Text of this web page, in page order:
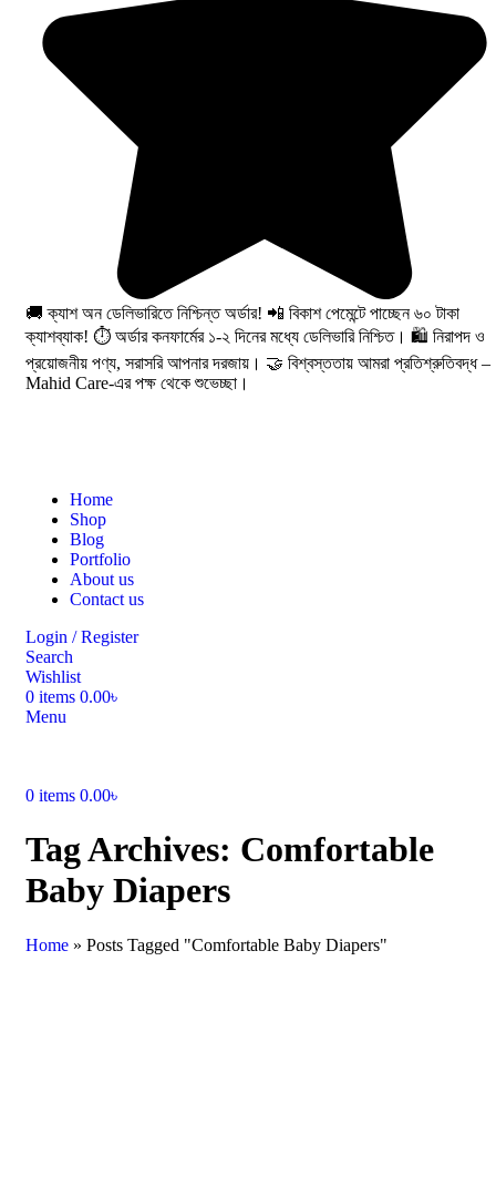
🚚 ক্যাশ অন ডেলিভারিতে নিশ্চিন্ত অর্ডার! 📲 বিকাশ পেমেন্টে পাচ্ছেন ৬০ টাকা
ক্যাশব্যাক! ⏱️ অর্ডার কনফার্মের ১-২ দিনের মধ্যে ডেলিভারি নিশ্চিত। 🛍️ নিরাপদ ও
প্রয়োজনীয় পণ্য, সরাসরি আপনার দরজায়। 🤝 বিশ্বস্ততায় আমরা প্রতিশ্রুতিবদ্ধ –
Mahid Care-এর পক্ষ থেকে শুভেচ্ছা।
Home
Shop
Blog
Portfolio
About us
Contact us
Login / Register
Search
Wishlist
0 items 0.00৳
Menu
0 items 0.00৳
Tag Archives: Comfortable
Baby Diapers
Home » Posts Tagged "Comfortable Baby Diapers"